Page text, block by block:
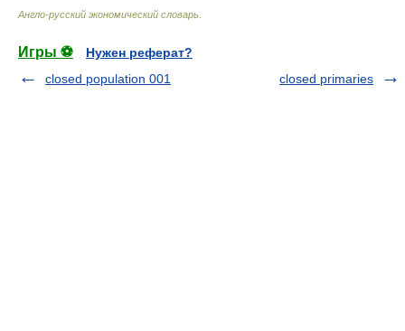
Англо-русский экономический словарь
Игры ⚽
Нужен реферат?
closed population 001
closed primaries